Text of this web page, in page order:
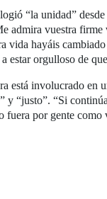
“la unidad”
admira vuestra
hayáis
orgulloso de
está involucrado
“justo”. “Si
por gente como